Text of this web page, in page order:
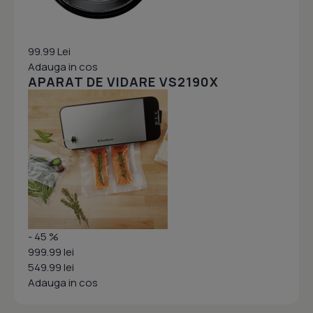
99.99 Lei
Adauga in cos
APARAT DE VIDARE VS2190X
- 45 %
999.99 lei
549.99 lei
Adauga in cos